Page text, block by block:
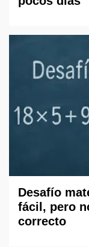
Desafío
fácil, pero
correcto